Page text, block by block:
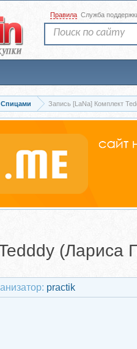
Правила Служба
Спицами Запись [LaNa] Комплект
(Лариса
practik